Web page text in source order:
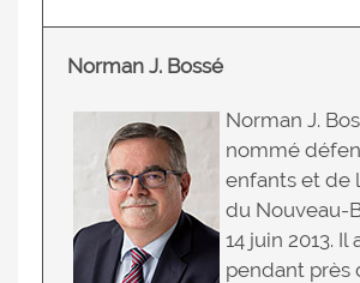
Norman J. Bossé
Norman J.
nommé
enfants et de
du Nouveau-
14 juin 2013. Il
pendant près